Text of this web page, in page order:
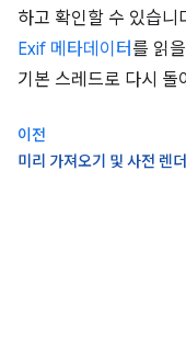
하고 확인할 수 있습니
Exif 메타데이터를 읽
기본 스레드로 다시 돌
이전
미리 가져오기 및 사전 렌